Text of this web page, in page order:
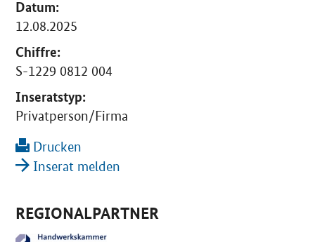
Datum:
12.08.2025
Chiffre:
S-1229 0812 004
Inseratstyp:
Privatperson/Firma
Drucken
Inserat melden
REGIONALPARTNER